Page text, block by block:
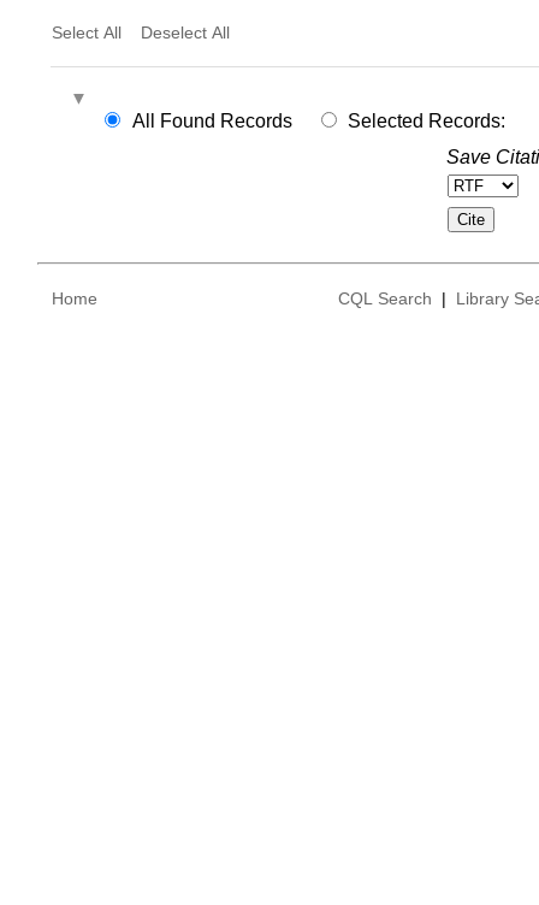
Select All Deselect All
All Found Records
Selected Records:
Save
Home CQL Search | Library